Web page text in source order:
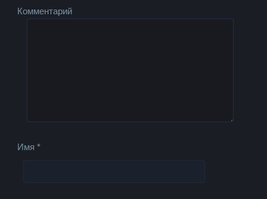
Комментарий
Имя*